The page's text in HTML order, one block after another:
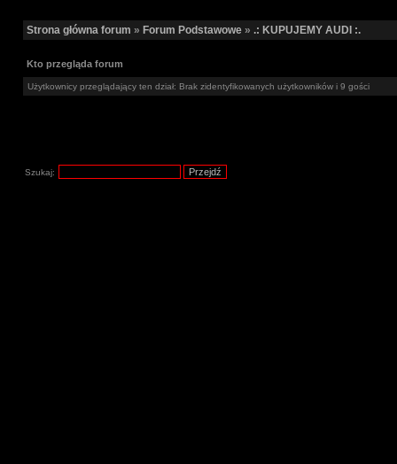
Strona główna forum » Forum Podstawowe » .: KUPUJEMY AUDI :.
Kto przegląda forum
Użytkownicy przeglądający ten dział: Brak zidentyfikowanych użytkowników i 9 gości
Szukaj: